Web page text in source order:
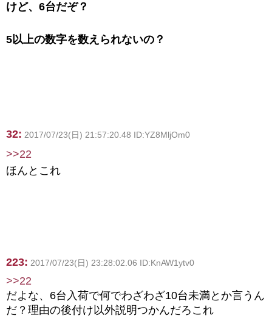
けど、6台だぞ？
5以上の数字を数えられないの？
32: 2017/07/23(日) 21:57:20.48 ID:YZ8MljOm0
>>22
ほんとこれ
223: 2017/07/23(日) 23:28:02.06 ID:KnAW1ytv0
>>22
だよな、6台入荷で何でわざわざ10台未満とか言うん
だ？理由の後付け以外説明つかんだろこれ